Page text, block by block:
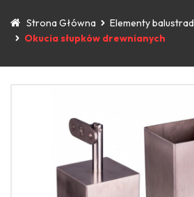
Strona Główna
Elementy balustrad
Okucia słupków drewnianych